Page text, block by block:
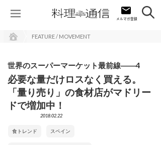
FEATURE / MOVEMENT
世界のスーパーマーケット最前線――4
必要な量だけロスなく買える。
「量り売り」の食材店がマドリー
ドで増加中！
2018.02.22
食トレンド スペイン